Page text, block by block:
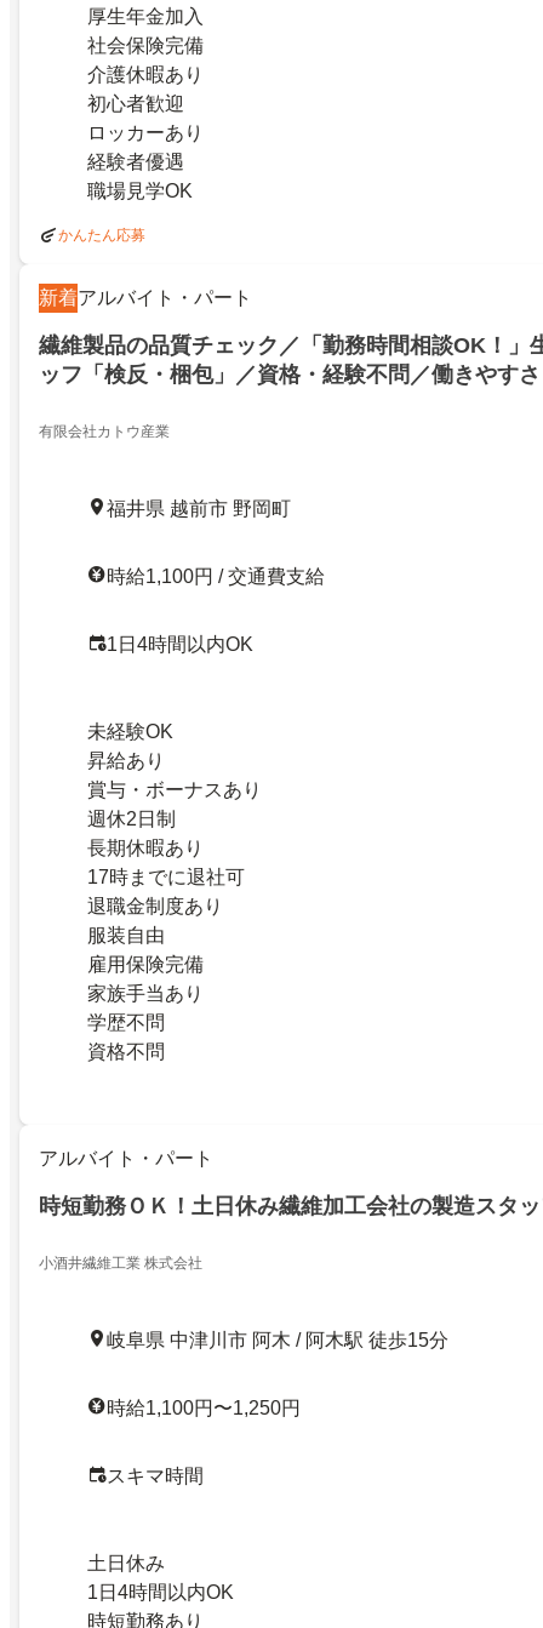
厚生年金加入
社会保険完備
介護休暇あり
初心者歓迎
ロッカーあり
経験者優遇
職場見学OK
かんたん応募
新着アルバイト・パート
繊維製品の品質チェック／「勤務時間相談OK！」
ッフ「検反・梱包」／資格・経験不問／働きやすさ
有限会社カトウ産業
福井県 越前市 野岡町
時給1,100円 / 交通費支給
1日4時間以内OK
未経験OK
昇給あり
賞与・ボーナスあり
週休2日制
長期休暇あり
17時までに退社可
退職金制度あり
服装自由
雇用保険完備
家族手当あり
学歴不問
資格不問
アルバイト・パート
時短勤務ＯＫ！土日休み繊維加工会社の製造スタ
小酒井繊維工業 株式会社
岐阜県 中津川市 阿木 / 阿木駅 徒歩15分
時給1,100円〜1,250円
スキマ時間
土日休み
1日4時間以内OK
時短勤務あり